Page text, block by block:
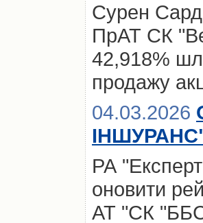
Сурен
ПрАТ СК
42,918%
продажу
04.03.2026
РА
оновити
АТ "СК